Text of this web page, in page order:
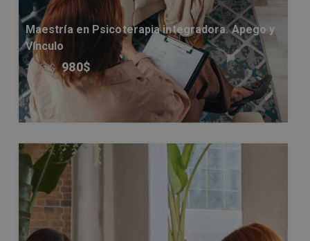
Maestría en Psicoterapia integradora. Apego y
Vínculo
1.960$ 980$